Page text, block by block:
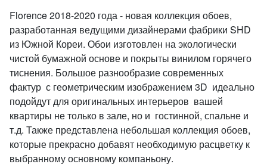
Florence 2018-2020 года - новая коллекция обоев,
разработанная ведущими дизайнерами фабрики SHD
из Южной Кореи. Обои изготовлен на экологически
чистой бумажной основе и покрыты винилом горячего
тиснения. Большое разнообразие современных
фактур с геометрическим изображением 3D идеально
подойдут для оригинальных интерьеров вашей
квартиры не только в зале, но и гостинной, спальне и
т.д. Также представлена небольшая коллекция обоев,
которые прекрасно добавят необходимую расцветку к
выбранному основному компаньону.